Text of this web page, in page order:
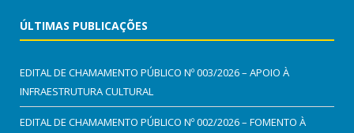
ÚLTIMAS PUBLICAÇÕES
EDITAL DE CHAMAMENTO PÚBLICO Nº 003/2026 – APOIO À
INFRAESTRUTURA CULTURAL
EDITAL DE CHAMAMENTO PÚBLICO Nº 002/2026 – FOMENTO À